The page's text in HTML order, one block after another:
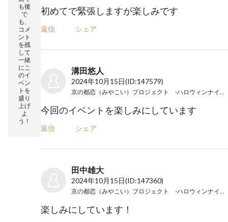
も後
で
も、
コメ
ント
を残
して
一緒
にこ
のイ
ベン
トを
盛り
上げ
よ
う！
初めてで緊張しますが楽しみです
返信 シェア
溝田悠人
2024年10月15日(ID:147579)
今回のイベントを楽しみにしています
返信 シェア
田中雄大
2024年10月15日(ID:147360)
楽しみにしています！